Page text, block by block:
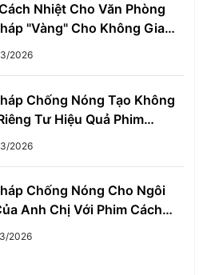
Nhiệt Cho Văn Phòng
"Vàng" Cho Không Gian
Thoải Mái và Hiệu Quả
2026
Chống Nóng Tạo Không
Tư Hiệu Quả Phim
Một Chiều
2026
Chống Nóng Cho Ngôi
Anh Chị Với Phim Cách
Nhà Ở
2026